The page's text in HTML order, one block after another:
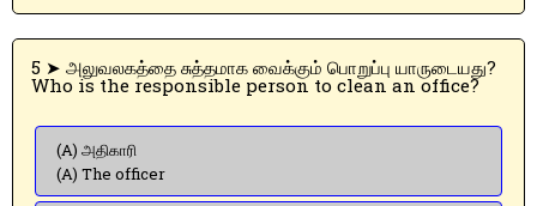
5 ➤ அலுவலகத்தை சுத்தமாக வைக்கும் பொறுப்பு யாருடையது?
Who is the responsible person to clean an office?
(A) அதிகாரி
(A) The officer